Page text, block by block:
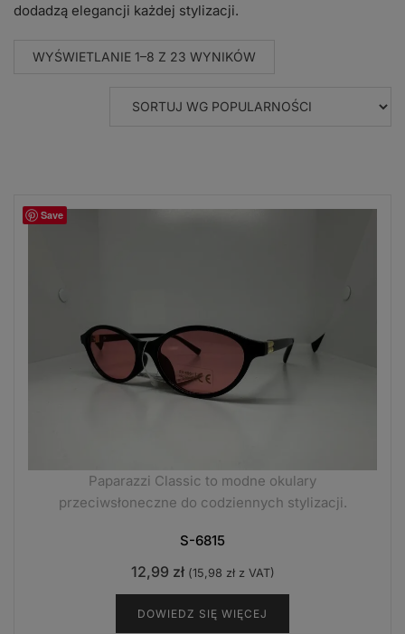
dodadzą elegancji każdej stylizacji.
WYŚWIETLANIE 1–8 Z 23 WYNIKÓW
POPULARNOŚCI
Save
Paparazzi Classic to modne okulary
przeciwsłoneczne do codziennych stylizacji.
S-6815
12,99 zł (15,98 złz VAT)
DOWIEDZ SIĘ WIĘCEJ